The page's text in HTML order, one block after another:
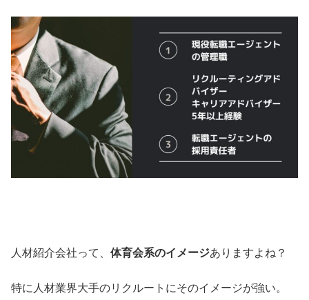
人材紹介会社って、 体育会系のイメージありますよね？
特に人材業界大手のリクルートにそのイメージが強い。